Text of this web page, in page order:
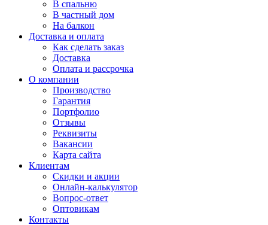
В спальню
В частный дом
На балкон
Доставка и оплата
Как сделать заказ
Доставка
Оплата и рассрочка
О компании
Производство
Гарантия
Портфолио
Отзывы
Реквизиты
Вакансии
Карта сайта
Клиентам
Скидки и акции
Онлайн-калькулятор
Вопрос-ответ
Оптовикам
Контакты